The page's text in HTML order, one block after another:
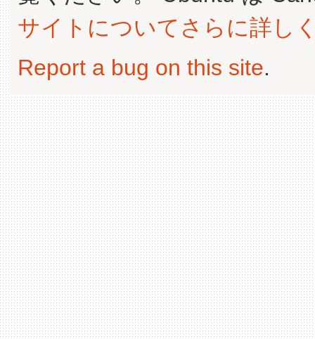
サイトについてさらに詳し
Report a bug on this site.